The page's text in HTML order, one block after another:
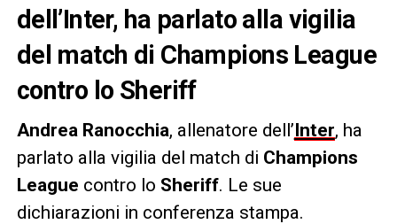
dell’Inter, ha parlato alla vigilia
del match di Champions League
contro lo Sheriff
Andrea Ranocchia, allenatore dell’Inter, ha
parlato alla vigilia del match di Champions
League contro lo Sheriff. Le sue
dichiarazioni in conferenza stampa.